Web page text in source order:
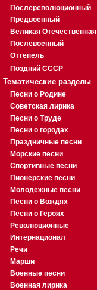
Послереволюционный
Предвоенный
Великая Отечественная
Послевоенный
Оттепель
Поздний СССР
Тематические разделы
Песни о Родине
Советская лирика
Песни о Труде
Песни о городах
Праздничные песни
Морские песни
Спортивные песни
Пионерские песни
Молодежные песни
Песни о Вождях
Песни о Героях
Революционные
Интернационал
Речи
Марши
Военные песни
Военная лирика